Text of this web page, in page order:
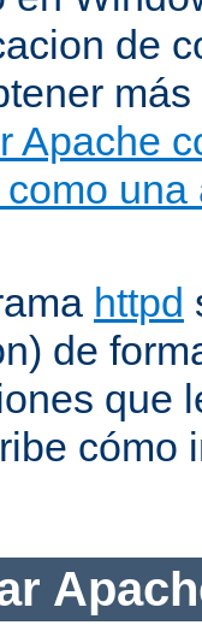
de
Apache
httpd
de
que
cómo